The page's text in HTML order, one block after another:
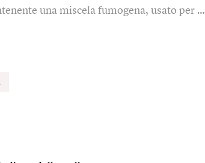
una miscela fumogena, usato per …